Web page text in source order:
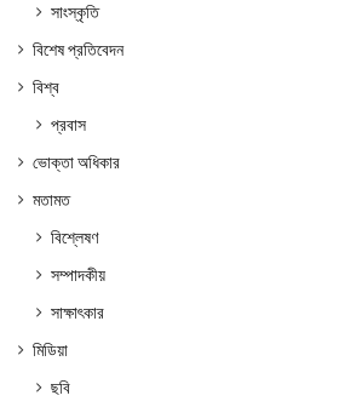
সাংস্কৃতি
বিশেষ প্রতিবেদন
বিশ্ব
প্রবাস
ভোক্তা অধিকার
মতামত
বিশ্লেষণ
সম্পাদকীয়
সাক্ষাৎকার
মিডিয়া
ছবি